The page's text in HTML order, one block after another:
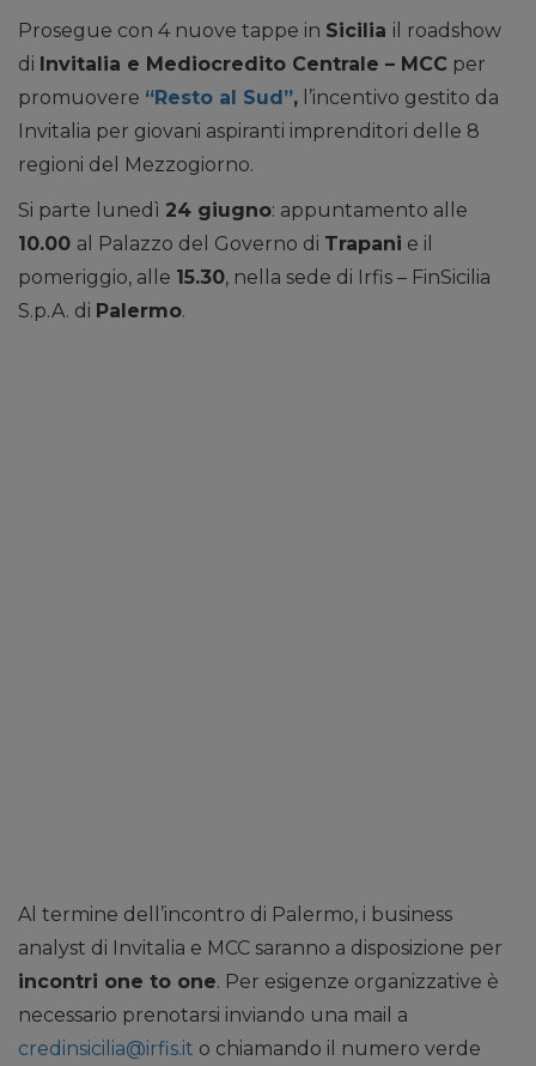
Prosegue con 4 nuove tappe in Sicilia il roadshow
di Invitalia e Mediocredito Centrale – MCC per
promuovere “Resto al Sud”, l’incentivo gestito da
Invitalia per giovani aspiranti imprenditori delle 8
regioni del Mezzogiorno.
Si parte lunedì 24 giugno: appuntamento alle
10.00 al Palazzo del Governo di Trapani e il
pomeriggio, alle 15.30, nella sede di Irfis – FinSicilia
S.p.A. di Palermo.
Al termine dell’incontro di Palermo, i business
analyst di Invitalia e MCC saranno a disposizione per
incontri one to one. Per esigenze organizzative è
necessario prenotarsi inviando una mail a
credinsicilia@irfis.it o chiamando il numero verde